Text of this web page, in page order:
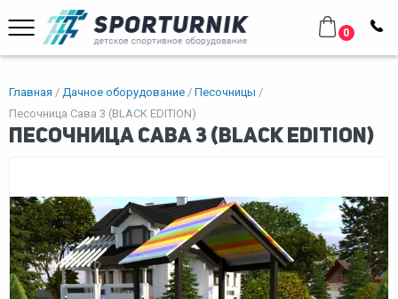
0
Главная Дачное оборудование
Песочницы
Песочница Сава 3 (BLACK EDITION)
Песочница Сава 3 (BLACK EDITION)